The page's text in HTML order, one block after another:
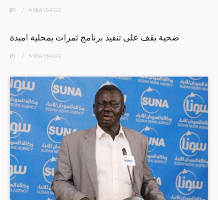
BY 4 YEARSAGO
ضحية يقف على تنفيذ برنامج ثمرات بمحلية امبدة
BY 5 YEARSAGO